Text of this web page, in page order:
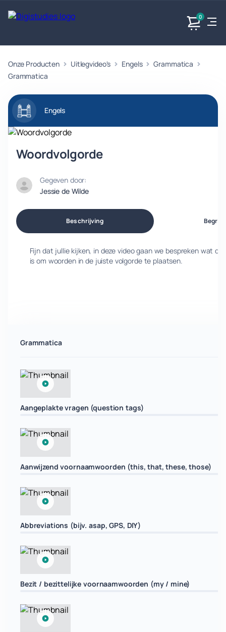
0
Exacte
vakken
Geen
vakken.
Taalvakken
vakken.
MaatschappijvakkenProducten
Onze Producten Uitlegvideo's Engels
Grammatica
Grammatica
Engels
Woordvolgorde
Gegeven door:
Jessie de Wilde
Beschrijving
Fijn dat jullie kijken, in deze video gaan we bespreken wat
is om woorden in de juiste volgorde te plaatsen.
Grammatica
Aangeplakte vragen (question tags)
Aanwijzend voornaamwoorden (this, that, these, those)
Abbreviations (bijv. asap, GPS, DIY)
Bezit / bezittelijke voornaamwoorden (my / mine)